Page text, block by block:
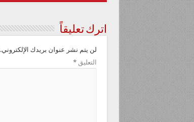
اترك تعليقاً
لن يتم نشر عنوان بريدك الإلكتروني.
التعليق*